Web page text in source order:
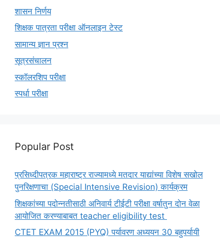
शासन निर्णय
शिक्षक पात्रता परीक्षा ऑनलाइन टेस्ट
सामान्य ज्ञान प्रश्न
सूत्रसंचालन
स्कॉलरशिप परीक्षा
स्पर्धा परीक्षा
Popular Post
प्रसिध्दीपत्रक महाराष्ट्र राज्यामध्ये मतदार याद्यांच्या विशेष सखोल
पुनरिक्षणाचा (Special Intensive Revision) कार्यक्रम
शिक्षकांच्या पदोन्नतीसाठी अनिवार्य टीईटी परीक्षा वर्षातुन दोन वेळा
आयोजित करण्याबाबत teacher eligibility test
CTET EXAM 2015 (PYQ) पर्यावरण अध्ययन 30 बहुपर्यायी